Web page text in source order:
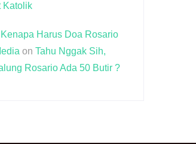
Katolik
Harus Doa Rosario
onTahu Nggak Sih,
Rosario Ada 50 Butir ?